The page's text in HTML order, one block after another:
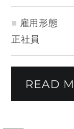
雇用形態
正社員